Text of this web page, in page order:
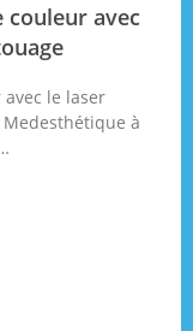
couleur avec
le laser
à